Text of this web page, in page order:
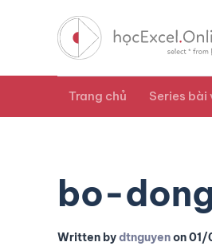
Trang chủ Series bài
bo-
Written bydtnguyenon01/